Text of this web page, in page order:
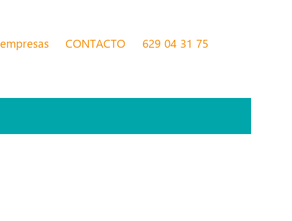
empresas CONTACTO 629 04 31 75